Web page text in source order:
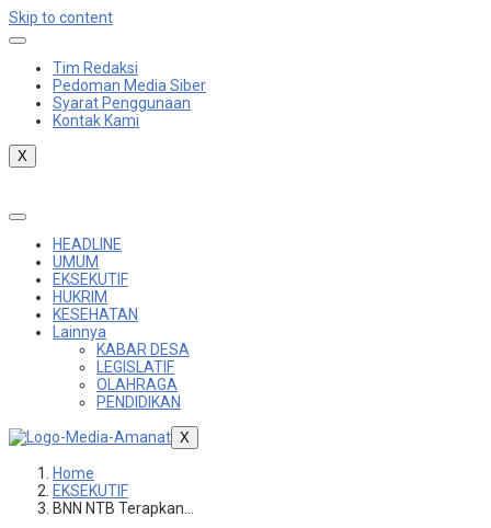
Skip to content
Tim Redaksi
Pedoman Media Siber
Syarat Penggunaan
Kontak Kami
X
HEADLINE
UMUM
EKSEKUTIF
HUKRIM
KESEHATAN
Lainnya
KABAR DESA
LEGISLATIF
OLAHRAGA
PENDIDIKAN
X
Home
EKSEKUTIF
BNN NTB Terapkan…